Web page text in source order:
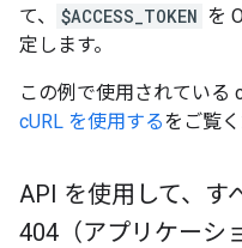
て、
$ACCESS_TOKEN を
定します。
この例で使用されている
cURL を使用するをご覧く
API を使用して、す
404（アプリケーシ